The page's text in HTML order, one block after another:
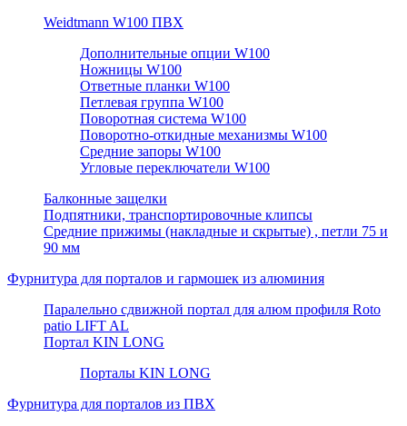
Weidtmann W100 ПВХ
Дополнительные опции W100
Ножницы W100
Ответные планки W100
Петлевая группа W100
Поворотная система W100
Поворотно-откидные механизмы W100
Средние запоры W100
Угловые переключатели W100
Балконные защелки
Подпятники, транспортировочные клипсы
Средние прижимы (накладные и скрытые) , петли 75 и
90 мм
Фурнитура для порталов и гармошек из алюминия
Паралельно сдвижной портал для алюм профиля Roto
patio LIFT AL
Портал KIN LONG
Порталы KIN LONG
Фурнитура для порталов из ПВХ